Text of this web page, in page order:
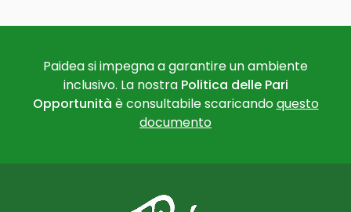
Paidea si impegna a garantire un ambiente
inclusivo. La nostra Politica delle Pari
Opportunità è consultabile scaricandoquesto
documento